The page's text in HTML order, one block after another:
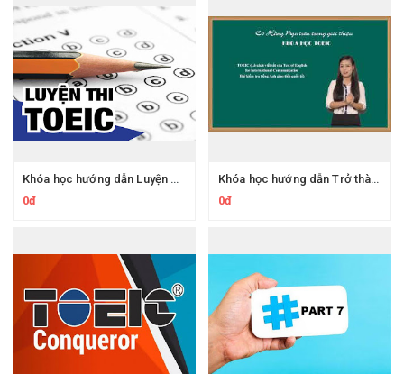
Khóa học hướng dẫn Luyện TOEIC cấp tốc mục tiêu 650-800+
0đ
Khóa học hướng dẫn Trở thành cao thủ Toeic sau 9 giờ học online
0đ